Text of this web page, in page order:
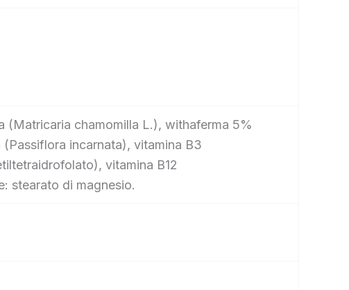
(Matricaria chamomilla L.), withaferma 5%
incarnata), vitamina B3
vitamina B12
stearato di magnesio.